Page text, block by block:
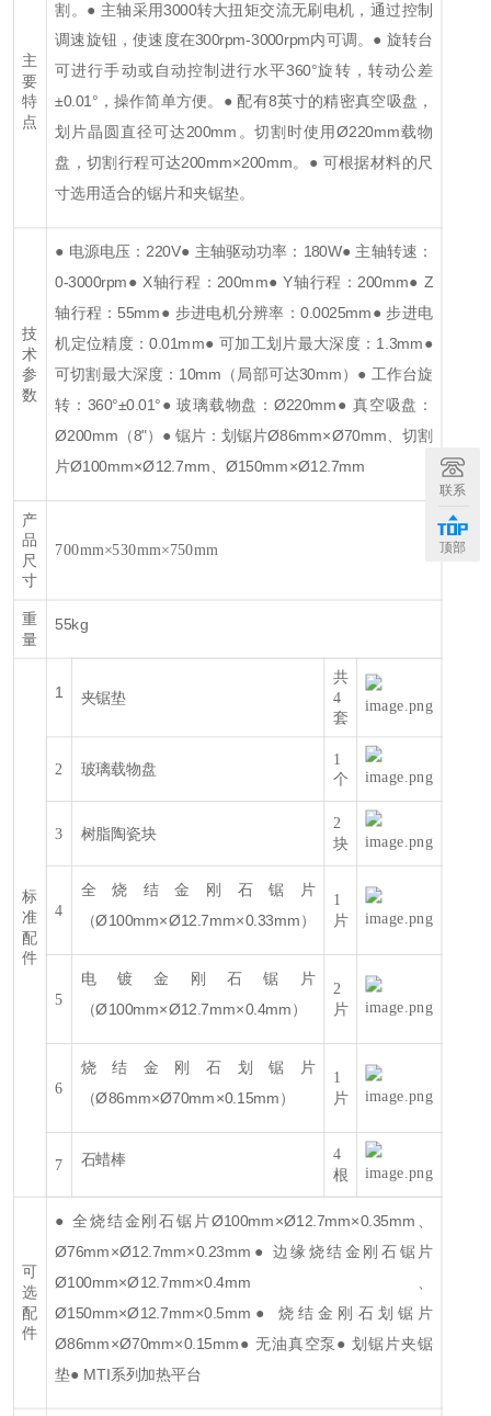
主
要
特
点
割。 ● 主轴采用3000转大扭矩交流无刷电机，通过控制
调速旋钮，使速度在300rpm-3000rpm内可调。 ● 旋转台
可进行手动或自动控制进行水平360°旋转，转动公差
±0.01°，操作简单方便。 ● 配有8英寸的精密真空吸盘，
划片晶圆直径可达200mm。切割时使用Ø220mm载物
盘，切割行程可达200mm×200mm。 ● 可根据材料的尺
寸选用适合的锯片和夹锯垫。
技
术
参
数
● 电源电压：220V● 主轴驱动功率：180W● 主轴转速：
0-3000rpm● X轴行程：200mm● Y轴行程：200mm● Z
轴行程：55mm● 步进电机分辨率：0.0025mm● 步进电
机定位精度：0.01mm● 可加工划片最大深度：1.3mm●
可切割最大深度：10mm（局部可达30mm） ● 工作台旋
转：360°±0.01°● 玻璃载物盘：Ø220mm● 真空吸盘：
Ø200mm（8"） ● 锯片：划锯片Ø86mm×Ø70mm、切割
片Ø100mm×Ø12.7mm、Ø150mm×Ø12.7mm
产
品
尺
寸
700mm×530mm×750mm
重
量
55kg
标
准
配
件
1 夹锯垫
共
4
套
2 玻璃载物盘
1
个
3 树脂陶瓷块
2
块
4
全烧结金刚石锯片
（Ø100mm×Ø12.7mm×0.33mm）
1
片
5
电镀金刚石锯片
（Ø100mm×Ø12.7mm×0.4mm）
2
片
6
烧结金刚石划锯片
（Ø86mm×Ø70mm×0.15mm）
1
片
7 石蜡棒 4
根
可
选
配
件
● 全烧结金刚石锯片Ø100mm×Ø12.7mm×0.35mm、
Ø76mm×Ø12.7mm×0.23mm ● 边缘烧结金刚石锯片
Ø100mm×Ø12.7mm×0.4mm、
Ø150mm×Ø12.7mm×0.5mm ● 烧结金刚石划锯片
Ø86mm×Ø70mm×0.15mm● 无油真空泵● 划锯片夹锯
垫● MTI系列加热平台
联系
顶部